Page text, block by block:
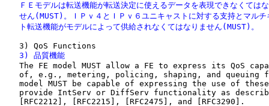
ＦＥモデルは転送機能が転送決定に使えるデータを表現できなくては
せん(MUST)。ＩＰｖ４とＩＰｖ６ユニキャストに対する支持とマルチ
   ト転送機能がモデルによって供給されなくてはなりません(MUST)。
   3) 品質機能
The FE model MUST allow a FE to express its QoS
of, e.g., metering, policing, shaping, and queuing
model MUST be capable of expressing the use of
provide IntServ or DiffServ functionality as